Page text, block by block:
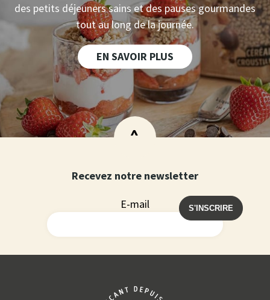
des petits déjeuners sains et des pauses gourmandes
tout au long de la journée.
EN SAVOIR PLUS
>
Recevez notre newsletter
E-mail